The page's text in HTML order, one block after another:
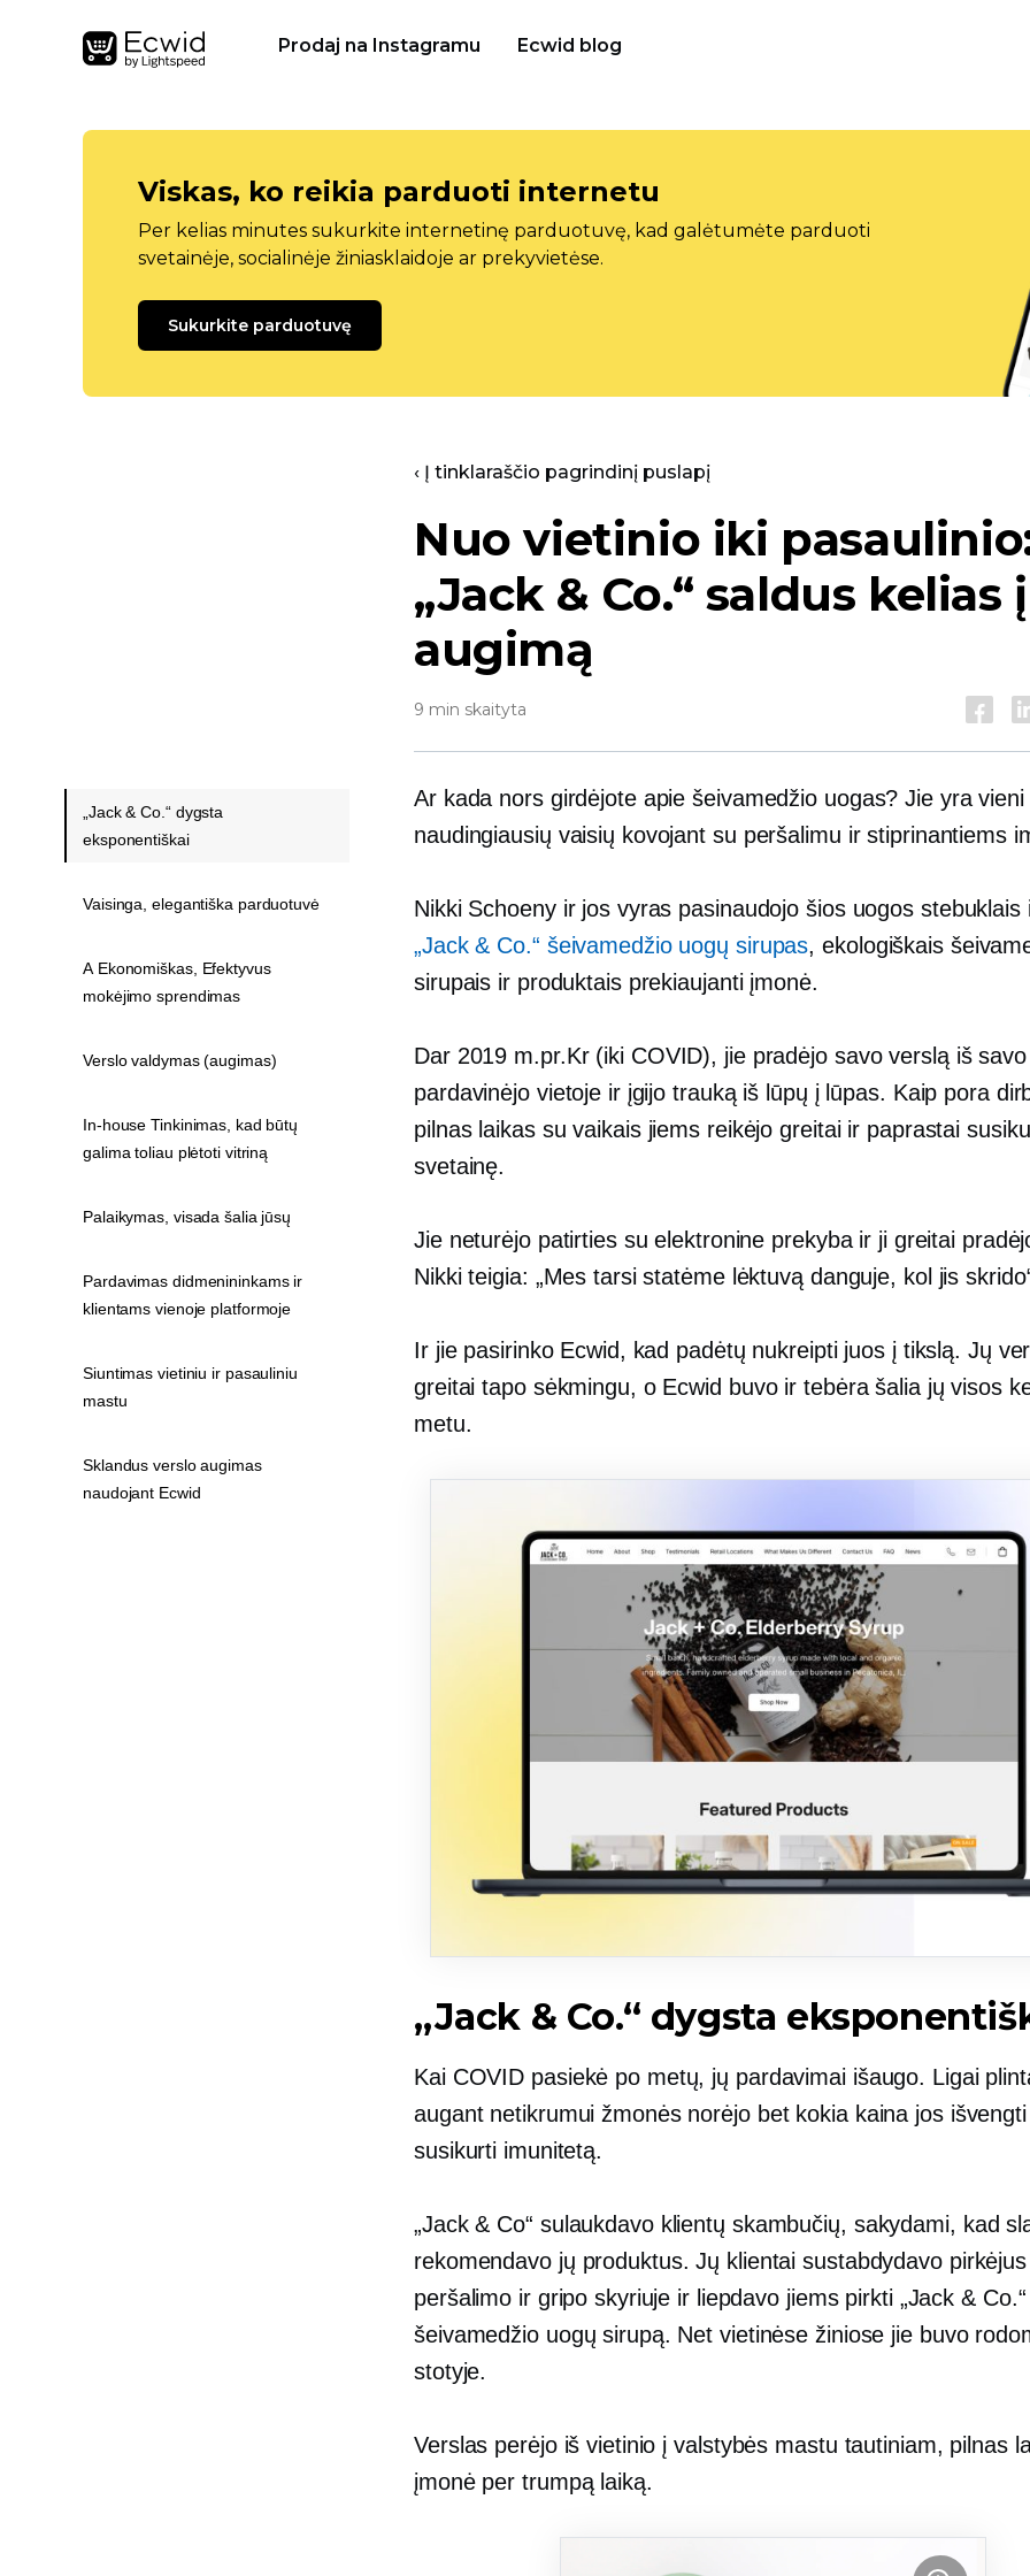
Prodaj na Instagramu Ecwid blog
Viskas, ko reikia parduoti internetu
Per kelias minutes sukurkite internetinę parduotuvę, kad galėtumėte parduoti
svetainėje, socialinėje žiniasklaidoje ar prekyvietėse.
Sukurkite parduotuvę
‹ Į tinklaraščio pagrindinį puslapį
Nuo vietinio iki
„Jack & Co.“ saldus kelias į
augimą
9 min skaityta
Ar kada nors girdėjote apie šeivamedžio uogas? Jie yra vieni
naudingiausių vaisių kovojant su peršalimu ir stiprinantiems
Nikki Schoeny ir jos vyras pasinaudojo šios uogos stebuklais
„Jack & Co.“ šeivamedžio uogų sirupas, ekologiškais
sirupais ir produktais prekiaujanti įmonė.
Dar 2019 m.pr.Kr (iki COVID), jie pradėjo savo verslą iš
pardavinėjo vietoje ir įgijo trauką iš lūpų į lūpas. Kaip pora
pilnas laikassu vaikais jiems reikėjo greitai ir paprastai
svetainę.
Jie neturėjo patirties su elektronine prekyba ir ji greitai
Nikki teigia: „Mes tarsi statėme lėktuvą danguje, kol jis
Ir jie pasirinko Ecwid, kad padėtų nukreipti juos į tikslą. Jų
greitai tapo sėkmingu, o Ecwid buvo ir tebėra šalia jų visos
metu.
„Jack & Co.“ dygsta
Kai COVID pasiekė po metų, jų pardavimai išaugo. Ligai
augant netikrumui žmonės norėjo bet kokia kaina jos
susikurti imunitetą.
„Jack & Co“ sulaukdavo klientų skambučių, sakydami, kad
rekomendavo jų produktus. Jų klientai sustabdydavo pirkėjus
peršalimo ir gripo skyriuje ir liepdavo jiems pirkti „Jack & Co.“
šeivamedžio uogų sirupą. Net vietinėse žiniose jie buvo
stotyje.
Verslas perėjo iš vietinio įvalstybės mastu tautiniam, pilnas
įmonė per trumpą laiką.
„Jack & Co.“ dygsta
eksponentiškai
Vaisinga, elegantiška parduotuvė
A Ekonomiškas, Efektyvus
mokėjimo sprendimas
Verslo valdymas (augimas)
In-house Tinkinimas, kad būtų
galima toliau plėtoti vitriną
Palaikymas, visada šalia jūsų
Pardavimas didmenininkams ir
klientams vienoje platformoje
Siuntimas vietiniu ir pasauliniu
mastu
Sklandus verslo augimas
naudojant Ecwid